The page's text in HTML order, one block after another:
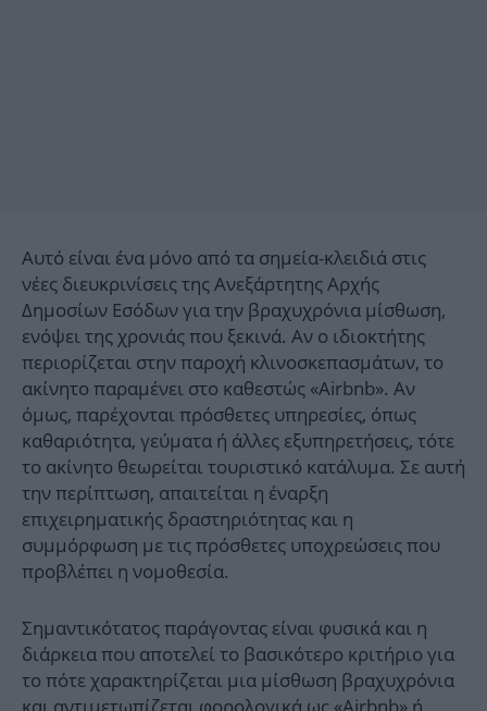
Αυτό είναι ένα μόνο από τα σημεία-κλειδιά στις
νέες διευκρινίσεις της Ανεξάρτητης Αρχής
Δημοσίων Εσόδων για την βραχυχρόνια μίσθωση,
ενόψει της χρονιάς που ξεκινά. Αν ο ιδιοκτήτης
περιορίζεται στην παροχή κλινοσκεπασμάτων, το
ακίνητο παραμένει στο καθεστώς «Airbnb». Αν
όμως, παρέχονται πρόσθετες υπηρεσίες, όπως
καθαριότητα, γεύματα ή άλλες εξυπηρετήσεις, τότε
το ακίνητο θεωρείται τουριστικό κατάλυμα. Σε αυτή
την περίπτωση, απαιτείται η έναρξη
επιχειρηματικής δραστηριότητας και η
συμμόρφωση με τις πρόσθετες υποχρεώσεις που
προβλέπει η νομοθεσία.
Σημαντικότατος παράγοντας είναι φυσικά και η
διάρκεια που αποτελεί το βασικότερο κριτήριο για
το πότε χαρακτηρίζεται μια μίσθωση βραχυχρόνια